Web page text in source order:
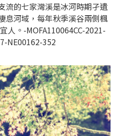
流的七家灣溪是冰河時期孑遺
息河域，每年秋季溪谷兩側楓
人。-MOFA110064CC-2021-
NE00162-352